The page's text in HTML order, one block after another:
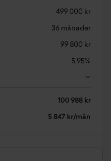
499 000 kr
36 månader
99 800 kr
5,95%
100 988 kr
5 847 kr/mån